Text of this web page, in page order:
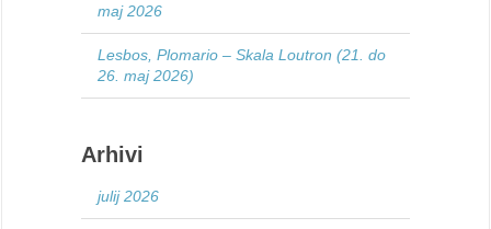
maj 2026
Lesbos, Plomario – Skala Loutron (21. do
26. maj 2026)
Arhivi
julij 2026